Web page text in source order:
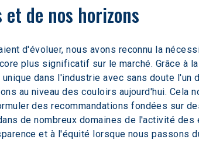
de nos horizons
d'évoluer, nous avons reconnu la
plus significatif sur le marché. Grâce à
dans l'industrie avec sans doute
au niveau des couloirs aujourd'hui. Cela
des recommandations fondées sur
de nombreux domaines de l'activité des
et à l'équité lorsque nous passons